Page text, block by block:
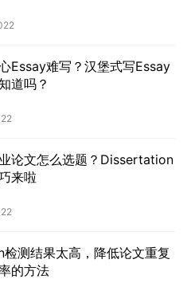
Essay难写？汉堡式写Essay
道吗？
论文怎么选题？Dissertation
来啦
测结果太高，降低论文重复
的方法